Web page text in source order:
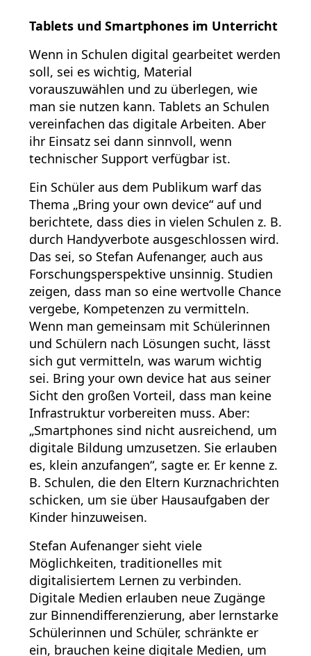
Tablets und Smartphones im Unterricht
Wenn in Schulen digital gearbeitet werden
soll, sei es wichtig, Material
vorauszuwählen und zu überlegen, wie
man sie nutzen kann. Tablets an Schulen
vereinfachen das digitale Arbeiten. Aber
ihr Einsatz sei dann sinnvoll, wenn
technischer Support verfügbar ist.
Ein Schüler aus dem Publikum warf das
Thema „Bring your own device“ auf und
berichtete, dass dies in vielen Schulen z. B.
durch Handyverbote ausgeschlossen wird.
Das sei, so Stefan Aufenanger, auch aus
Forschungsperspektive unsinnig. Studien
zeigen, dass man so eine wertvolle Chance
vergebe, Kompetenzen zu vermitteln.
Wenn man gemeinsam mit Schülerinnen
und Schülern nach Lösungen sucht, lässt
sich gut vermitteln, was warum wichtig
sei. Bring your own device hat aus seiner
Sicht den großen Vorteil, dass man keine
Infrastruktur vorbereiten muss. Aber:
„Smartphones sind nicht ausreichend, um
digitale Bildung umzusetzen. Sie erlauben
es, klein anzufangen“, sagte er. Er kenne z.
B. Schulen, die den Eltern Kurznachrichten
schicken, um sie über Hausaufgaben der
Kinder hinzuweisen.
Stefan Aufenanger sieht viele
Möglichkeiten, traditionelles mit
digitalisiertem Lernen zu verbinden.
Digitale Medien erlauben neue Zugänge
zur Binnendifferenzierung, aber lernstarke
Schülerinnen und Schüler, schränkte er
ein, brauchen keine digitale Medien, um